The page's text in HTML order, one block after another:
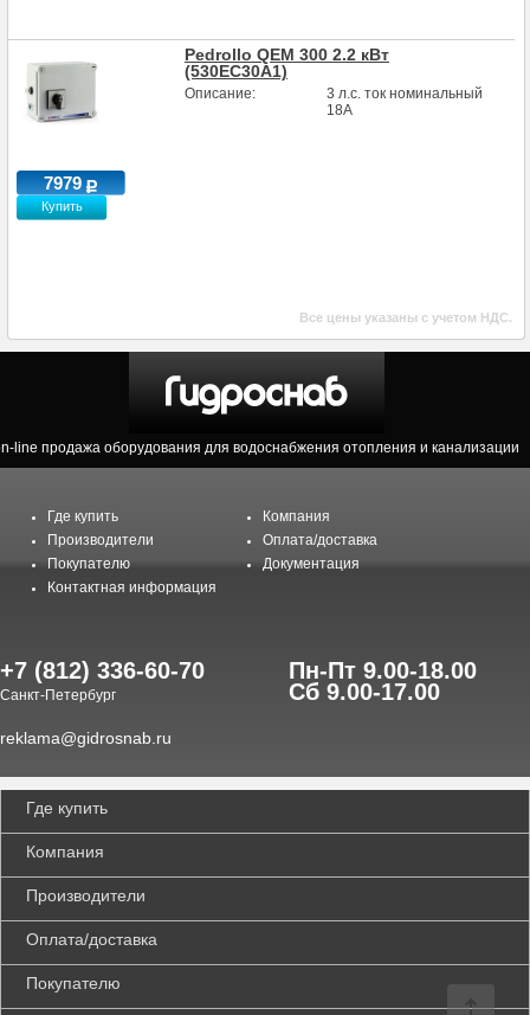
Pedrollo QEM 300 2.2 кВт
(530EC30A1)
Описание:
3 л.с. ток номинальный
18А
7979
Купить
Все цены указаны с учетом НДС.
line продажа оборудования для водоснабжения отопления и канализации
Где купить
Компания
Производители
Оплата/доставка
Покупателю
Документация
Контактная информация
+7 (812) 336-60-70
Санкт-Петербург
Пн-Пт 9.00-18.00
Сб 9.00-17.00
reklama@gidrosnab.ru
Где купить
Компания
Производители
Оплата/доставка
Покупателю